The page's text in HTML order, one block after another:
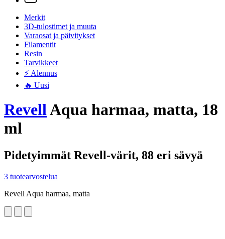
Merkit
3D-tulostimet ja muuta
Varaosat ja päivitykset
Filamentit
Resin
Tarvikkeet
⚡ Alennus
🔥 Uusi
RevellAqua harmaa, matta, 18
ml
Pidetyimmät Revell-värit, 88 eri sävyä
3 tuotearvostelua
Revell Aqua harmaa, matta